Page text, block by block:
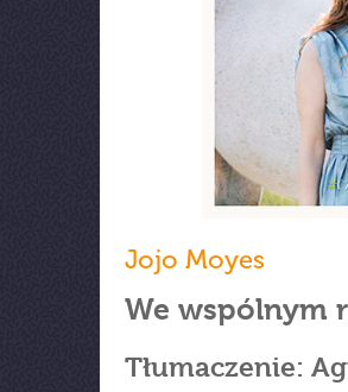
Jojo Moyes
We wspólnym
Tłumaczenie: